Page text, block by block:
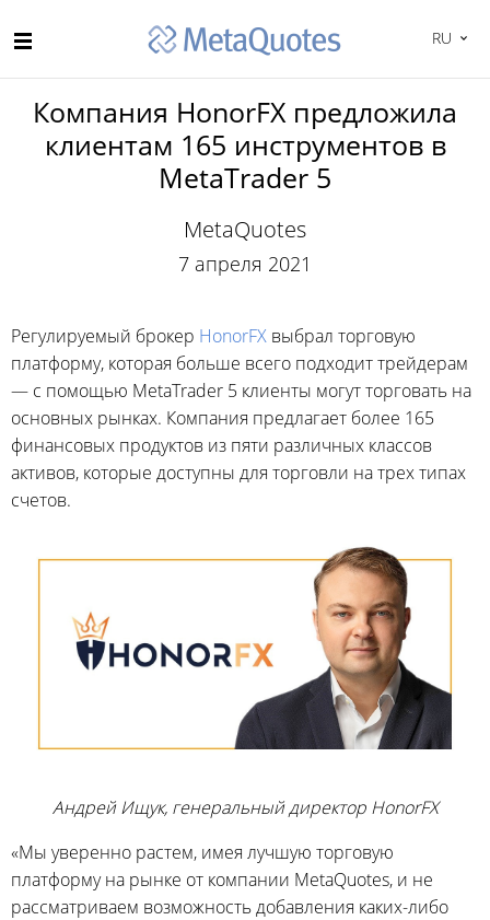
RU
Компания HonorFX предложила
клиентам 165 инструментов в
MetaTrader 5
MetaQuotes
7 апреля 2021
Регулируемый брокер HonorFX выбрал торговую
платформу, которая больше всего подходит трейдерам
— с помощью MetaTrader 5 клиенты могут торговать на
основных рынках. Компания предлагает более 165
финансовых продуктов из пяти различных классов
активов, которые доступны для торговли на трех типах
счетов.
Андрей Ищук, генеральный директор HonorFX
«Мы уверенно растем, имея лучшую торговую
платформу на рынке от компании MetaQuotes, и не
рассматриваем возможность добавления каких-либо